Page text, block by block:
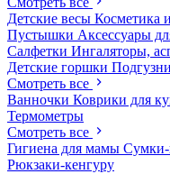
Детские весы Косметика
Пустышки Аксессуары
Салфетки Ингаляторы,
Детские горшки
Смотреть все
Ванночки Коврики для
Термометры
Смотреть все
Гигиена для мамы Сумки-
Рюкзаки-кенгуру